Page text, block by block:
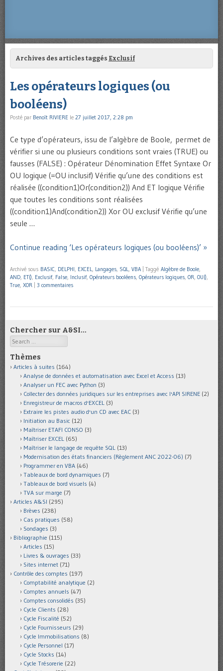
Archives des articles taggés Exclusif
Les opérateurs logiques (ou
booléens)
Posté par Benoît RIVIERE le 27 juillet 2017, 2:28 pm
Ce type d’opérateurs, issu de l’algèbre de Boole, permet de
vérifier si une ou plusieurs conditions sont vraies (TRUE) ou
fausses (FALSE) : Opérateur Dénomination Effet Syntaxe Or
OU logique (=OU inclusif) Vérifie qu’une des conditions est
réalisée ((condition1)Or(condition2)) And ET logique Vérifie
que toutes les conditions sont réalisées
((condition1)And(condition2)) Xor OU exclusif Vérifie qu’une
seule …
Continue reading ‘Les opérateurs logiques (ou booléens)’ »
Archivé sous BASIC, DELPHI, EXCEL, Langages, SQL, VBA Taggé Algèbre de Boole,
AND, ET(), Exclusif, False, Inclusif, Opérateurs booléens, Opérateurs logiques, OR, OU(),
True, XOR 3 commentaires
Chercher sur A&SI…
Search
Thèmes
Articles à suites (164)
Analyse de données et automatisation avec Excel et Access (13)
Analyser un FEC avec Python (3)
Collecter des données juridiques sur les entreprises avec l'API SIRENE (2)
Enregistreur de macros d'EXCEL (3)
Extraire les pistes audio d'un CD avec EAC (3)
Initiation au Basic (12)
Maîtriser ETAFI CONSO (3)
Maîtriser EXCEL (65)
Maîtriser le langage de requête SQL (13)
Modernisation des états financiers (Règlement ANC 2022-06) (7)
Programmer en VBA (46)
Tableaux de bord dynamiques (7)
Tableaux de bord visuels (4)
TVA sur marge (7)
Articles A&SI (295)
Brèves (238)
Cas pratiques (58)
Sondages (3)
Bibliographie (115)
Articles (15)
Livres & ouvrages (33)
Sites internet (71)
Contrôle des comptes (197)
Comptabilité analytique (2)
Comptes annuels (47)
Comptes consolidés (35)
Cycle Clients (28)
Cycle Fiscalité (52)
Cycle Fournisseurs (29)
Cycle Immobilisations (8)
Cycle Personnel (17)
Cycle Stocks (14)
Cycle Trésorerie (22)